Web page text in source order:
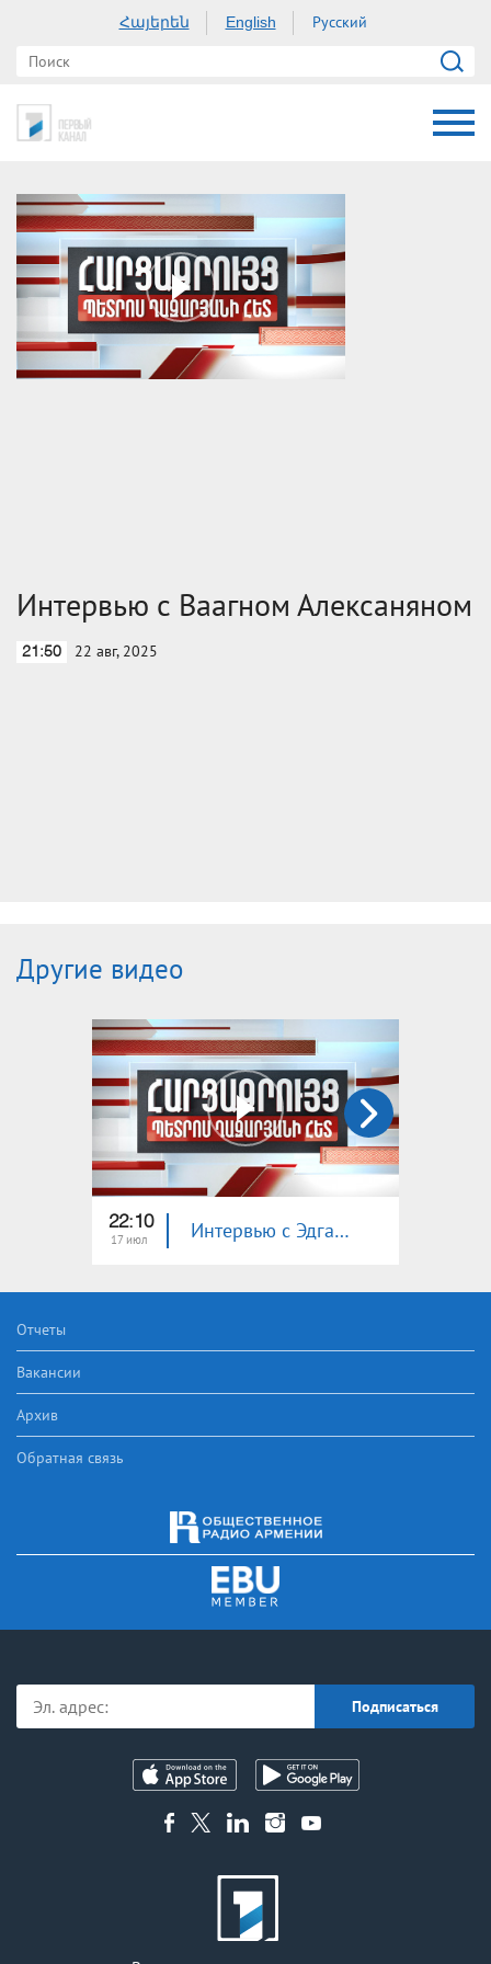
Հայերեն English Русский
Интервью с Ваагном Алексаняном
21:50 22 авг, 2025
Другие видео
22:10
17 июл Интервью с Эдгаром Манучаряном
Отчеты
Вакансии
Архив
Обратная связь